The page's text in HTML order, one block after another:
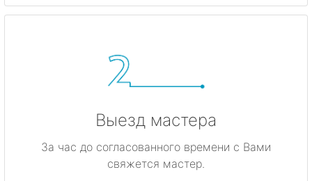
Выезд мастера
За час до согласованного времени с Вами
свяжется мастер.